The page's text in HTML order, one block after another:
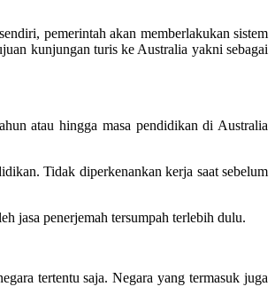
pemerintah akan memberlakukan sistem
kunjungan turis ke Australia yakni sebagai
atau hingga masa pendidikan di Australia
Tidak diperkenankan kerja saat sebelum
jasa penerjemah tersumpah terlebih dulu.
tertentu saja. Negara yang termasuk juga